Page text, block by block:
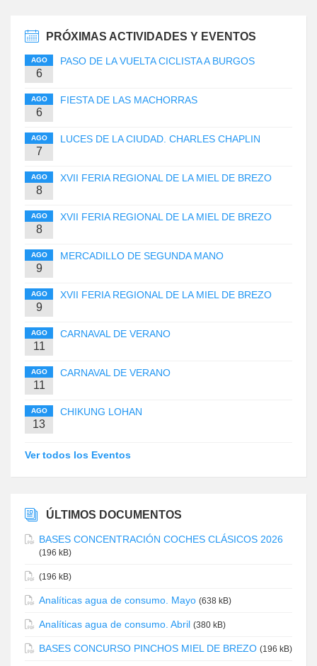
PRÓXIMAS ACTIVIDADES Y EVENTOS
AGO
6
PASO DE LA VUELTA CICLISTA A BURGOS
AGO
6
FIESTA DE LAS MACHORRAS
AGO
7
LUCES DE LA CIUDAD. CHARLES CHAPLIN
AGO
8
XVII FERIA REGIONAL DE LA MIEL DE BREZO
AGO
8
XVII FERIA REGIONAL DE LA MIEL DE BREZO
AGO
9
MERCADILLO DE SEGUNDA MANO
AGO
9
XVII FERIA REGIONAL DE LA MIEL DE BREZO
AGO
11
CARNAVAL DE VERANO
AGO
11
CARNAVAL DE VERANO
AGO
13
CHIKUNG LOHAN
Ver todos los Eventos
ÚLTIMOS DOCUMENTOS
BASES CONCENTRACIÓN COCHES CLÁSICOS 2026
(196 kB)
(196 kB)
Analíticas agua de consumo. Mayo (638 kB)
Analíticas agua de consumo. Abril (380 kB)
BASES CONCURSO PINCHOS MIEL DE BREZO (196 kB)